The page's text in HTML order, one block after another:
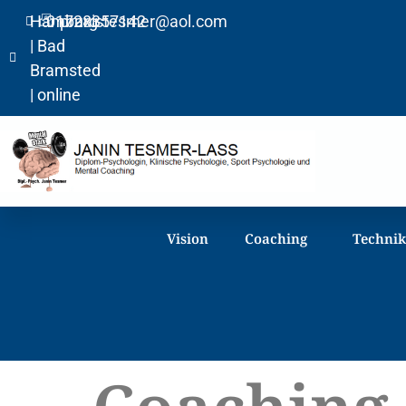
Hamburg
| Bad
Bramsted
| online
01728357142
praxistesmer@aol.com​
Vision Coaching